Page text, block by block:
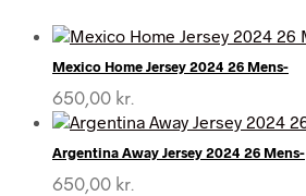
Mexico Home Jersey 2024 26 Mens-
650,00 kr.
Argentina Away Jersey 2024 26 Mens-
650,00 kr.